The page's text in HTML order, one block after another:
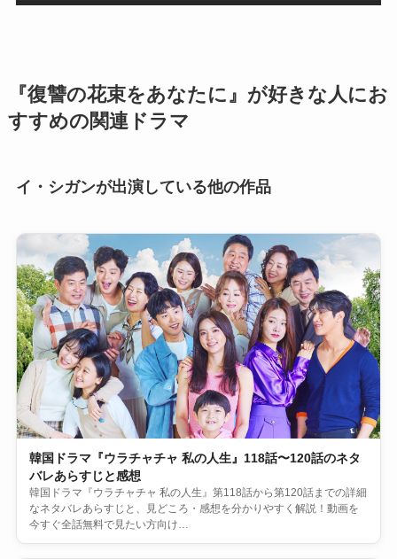
『復讐の花束をあなたに』が好きな人にお
すすめの関連ドラマ
イ・シガンが出演している他の作品
韓国ドラマ『ウラチャチャ 私の人生』118話〜120話のネタ
バレあらすじと感想
韓国ドラマ『ウラチャチャ 私の人生』第118話から第120話までの詳細
なネタバレあらすじと、見どころ・感想を分かりやすく解説！動画を
今すぐ全話無料で見たい方向け…